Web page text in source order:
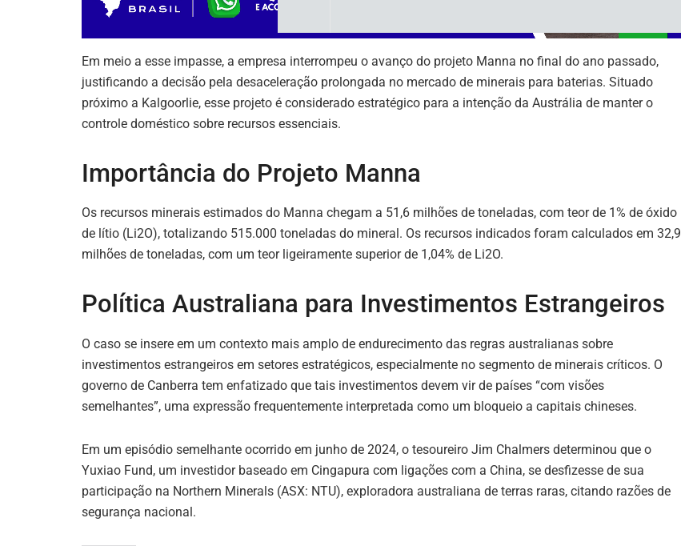
Em meio a esse impasse, a empresa interrompeu o avanço do projeto Manna no final do ano passado,
justificando a decisão pela desaceleração prolongada no mercado de minerais para baterias. Situado
próximo a Kalgoorlie, esse projeto é considerado estratégico para a intenção da Austrália de manter o
controle doméstico sobre recursos essenciais.
Importância do Projeto Manna
Os recursos minerais estimados do Manna chegam a 51,6 milhões de toneladas, com teor de 1% de óxido
de lítio (Li2O), totalizando 515.000 toneladas do mineral. Os recursos indicados foram calculados em 32,9
milhões de toneladas, com um teor ligeiramente superior de 1,04% de Li2O.
Política Australiana para Investimentos Estrangeiros
O caso se insere em um contexto mais amplo de endurecimento das regras australianas sobre
investimentos estrangeiros em setores estratégicos, especialmente no segmento de minerais críticos. O
governo de Canberra tem enfatizado que tais investimentos devem vir de países “com visões
semelhantes”, uma expressão frequentemente interpretada como um bloqueio a capitais chineses.
Em um episódio semelhante ocorrido em junho de 2024, o tesoureiro Jim Chalmers determinou que o
Yuxiao Fund, um investidor baseado em Cingapura com ligações com a China, se desfizesse de sua
participação na Northern Minerals (ASX: NTU), exploradora australiana de terras raras, citando razões de
segurança nacional.